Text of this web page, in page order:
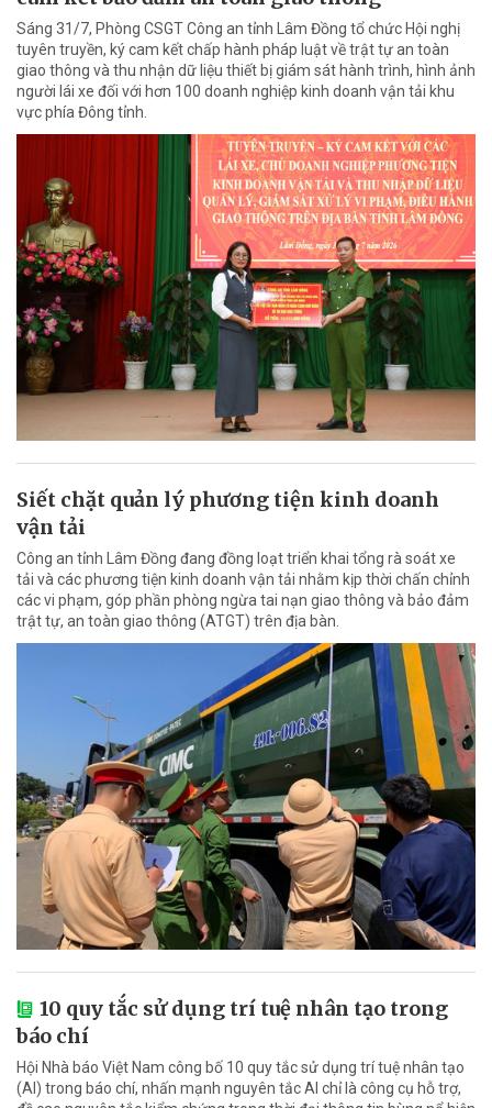
Sáng 31/7, Phòng CSGT Công an tỉnh Lâm Đồng tổ chức Hội nghị
tuyên truyền, ký cam kết chấp hành pháp luật về trật tự an toàn
giao thông và thu nhận dữ liệu thiết bị giám sát hành trình, hình ảnh
người lái xe đối với hơn 100 doanh nghiệp kinh doanh vận tải khu
vực phía Đông tỉnh.
Siết chặt quản lý phương tiện kinh doanh
vận tải
Công an tỉnh Lâm Đồng đang đồng loạt triển khai tổng rà soát xe
tải và các phương tiện kinh doanh vận tải nhằm kịp thời chấn chỉnh
các vi phạm, góp phần phòng ngừa tai nạn giao thông và bảo đảm
trật tự, an toàn giao thông (ATGT) trên địa bàn.
10 quy tắc sử dụng trí tuệ nhân tạo trong
báo chí
Hội Nhà báo Việt Nam công bố 10 quy tắc sử dụng trí tuệ nhân tạo
(AI) trong báo chí, nhấn mạnh nguyên tắc AI chỉ là công cụ hỗ trợ,